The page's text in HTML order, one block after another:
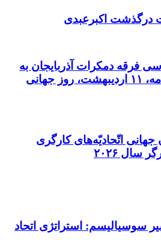
درگذشت اکبرعبدی
فرقه دمکرات آذربایجان به
مناسبت اول ماه مه، ۱۱ اردیبهشت، روز جهانی
جهانی اتّحادیّه‌های کارگری
سال ۲۰۲۶
سوسیالیسم: استراتژی اتحاد